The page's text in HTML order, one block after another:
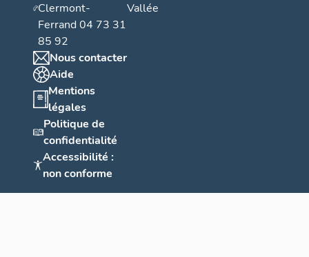
Clermont-
Ferrand 04 73 31
85 92
Nous contacter
Aide
Mentions
légales
Politique de
confidentialité
Accessibilité :
non conforme
Vallée